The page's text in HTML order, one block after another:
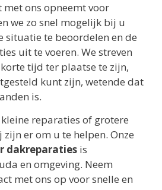
met ons opneemt voor
we zo snel mogelijk bij u
situatie te beoordelen en de
uit te voeren. We streven
tijd ter plaatse te zijn,
kunt zijn, wetende dat
is.
reparaties of grotere
er om u te helpen. Onze
dakreparaties is
en omgeving. Neem
met ons op voor snelle en